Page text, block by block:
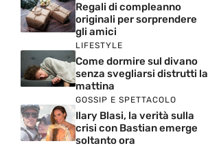
Regali di compleanno
originali per sorprendere
gli amici
LIFESTYLE
Come dormire sul divano
senza svegliarsi distrutti la
mattina
GOSSIP E SPETTACOLO
Ilary Blasi, la verità sulla
crisi con Bastian emerge
soltanto ora